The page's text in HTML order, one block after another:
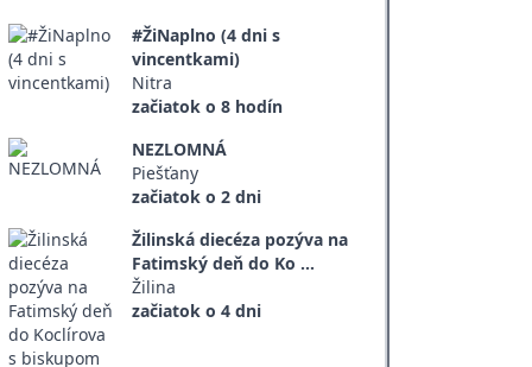
#ŽiNaplno (4 dni s
vincentkami)
Nitra
začiatok o 8 hodín
NEZLOMNÁ
Piešťany
začiatok o 2 dni
Žilinská diecéza pozýva na
Fatimský deň do Ko ...
Žilina
začiatok o 4 dni